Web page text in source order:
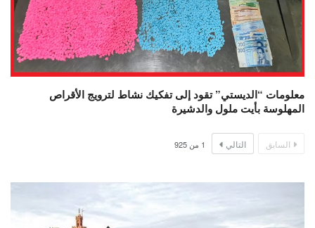
معلومات “الديستي” تقود إلى تفكيك نشاط لترويج الأقراص
المهلوسة بأيت ملول والدشيرة
السابق التالي 1 من 925